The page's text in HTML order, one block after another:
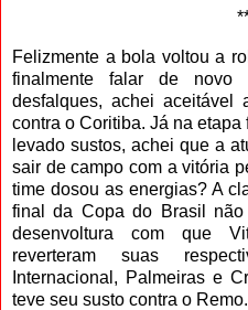
Felizmente a bola voltou a
finalmente falar de novo
desfalques, achei aceitável
contra o Coritiba. Já na
levado sustos, achei que a
sair de campo com a vitória
time dosou as energias? A
final da Copa do Brasil
desenvoltura com que
reverteram suas
Internacional, Palmeiras e
teve seu susto contra o Remo.